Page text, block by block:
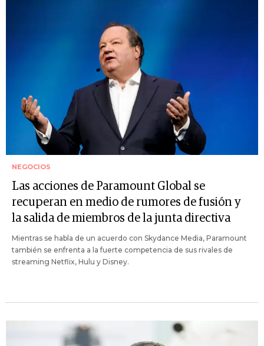
NEGOCIOS
Las acciones de Paramount Global se
recuperan en medio de rumores de fusión y
la salida de miembros de la junta directiva
Mientras se habla de un acuerdo con Skydance Media, Paramount
también se enfrenta a la fuerte competencia de sus rivales de
streaming Netflix, Hulu y Disney.